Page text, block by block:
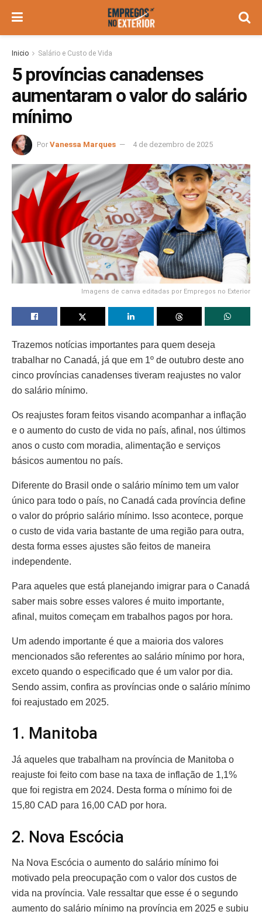
Inicio Salário e Custo de Vida
5 províncias canadenses
aumentaram o valor do salário
mínimo
Por Vanessa Marques 4 de dezembro de 2025
Imagens de canva editadas por Empregos no Exterior
Trazemos notícias importantes para quem deseja
trabalhar no Canadá, já que em 1º de outubro deste ano
cinco províncias canadenses tiveram reajustes no valor
do salário mínimo.
Os reajustes foram feitos visando acompanhar a inflação
e o aumento do custo de vida no país, afinal, nos últimos
anos o custo com moradia, alimentação e serviços
básicos aumentou no país.
Diferente do Brasil onde o salário mínimo tem um valor
único para todo o país, no Canadá cada província define
o valor do próprio salário mínimo. Isso acontece, porque
o custo de vida varia bastante de uma região para outra,
desta forma esses ajustes são feitos de maneira
independente.
Para aqueles que está planejando imigrar para o Canadá
saber mais sobre esses valores é muito importante,
afinal, muitos começam em trabalhos pagos por hora.
Um adendo importante é que a maioria dos valores
mencionados são referentes ao salário mínimo por hora,
exceto quando o especificado que é um valor por dia.
Sendo assim, confira as províncias onde o salário mínimo
foi reajustado em 2025.
1. Manitoba
Já aqueles que trabalham na província de Manitoba o
reajuste foi feito com base na taxa de inflação de 1,1%
que foi registra em 2024. Desta forma o mínimo foi de
15,80 CAD para 16,00 CAD por hora.
2. Nova Escócia
Na Nova Escócia o aumento do salário mínimo foi
motivado pela preocupação com o valor dos custos de
vida na província. Vale ressaltar que esse é o segundo
aumento do salário mínimo na província em 2025 e subiu